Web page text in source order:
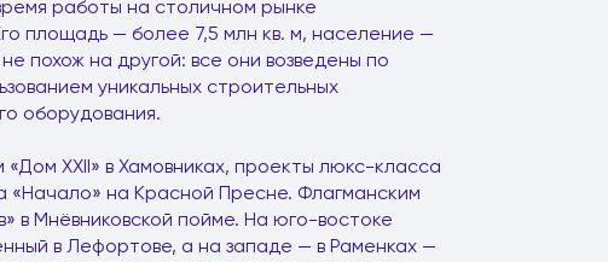
работы на столичном рынке
площадь — более 7,5 млн кв. м, население —
похож на другой: все они возведены по
уникальных строительных
оборудования.
XXII» в Хамовниках, проекты люкс-класса
«Начало» на Красной Пресне. Флагманским
в Мнёвниковской пойме. На юго-востоке
в Лефортове, а на западе — в Раменках —